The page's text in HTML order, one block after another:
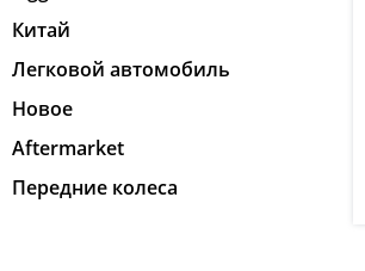
Китай
Легковой автомобиль
Hовое
Aftermarket
Передние колеса